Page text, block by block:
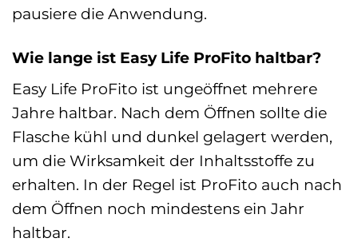
pausiere die Anwendung.
Wie lange ist Easy Life ProFito haltbar?
Easy Life ProFito ist ungeöffnet mehrere
Jahre haltbar. Nach dem Öffnen sollte die
Flasche kühl und dunkel gelagert werden,
um die Wirksamkeit der Inhaltsstoffe zu
erhalten. In der Regel ist ProFito auch nach
dem Öffnen noch mindestens ein Jahr
haltbar.